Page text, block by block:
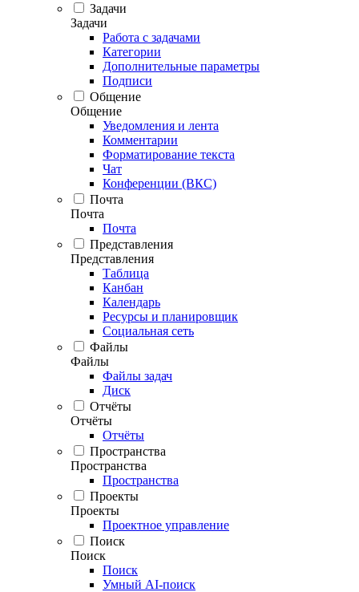
Задачи
Задачи
Работа с задачами
Категории
Дополнительные параметры
Подписи
Общение
Общение
Уведомления и лента
Комментарии
Форматирование текста
Чат
Конференции (ВКС)
Почта
Почта
Почта
Представления
Представления
Таблица
Канбан
Календарь
Ресурсы и планировщик
Социальная сеть
Файлы
Файлы
Файлы задач
Диск
Отчёты
Отчёты
Отчёты
Пространства
Пространства
Пространства
Проекты
Проекты
Проектное управление
Поиск
Поиск
Поиск
Умный AI-поиск